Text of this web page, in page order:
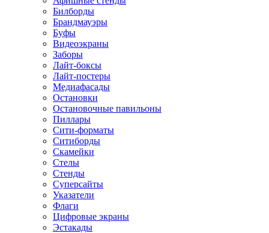
Билборды
Брандмауэры
Буфы
Видеоэкраны
Заборы
Лайт-боксы
Лайт-постеры
Медиафасады
Остановки
Остановочные павильоны
Пиллары
Сити-форматы
Ситиборды
Скамейки
Стелы
Стенды
Суперсайты
Указатели
Флаги
Цифровые экраны
Эстакады